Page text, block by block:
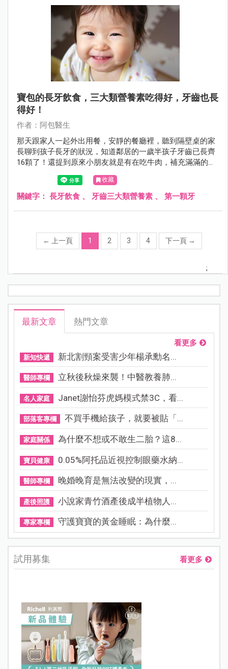
寶包的長牙飲食，三大類營養素吃得好，牙齒也長
得好！
作者：阿包醫生
那天跟家人一起外出用餐，安靜的餐廳裡，聽到隔壁桌的家
長聊到孩子長牙的狀況，知道鄰居的一歲半孩子牙齒已長齊
16顆了！還提到原來小朋友就是有在吃牛肉，補充滿滿的鈣
質，牙才長得好！怎麼…聽起來覺得怪怪的呀！阿包醫生來
幫大家補充寶包的長牙飲食資訊。
收藏
關鍵字： 長牙飲食 、 牙齒三大類營養素 、 第一顆牙
← 上一頁 1 2 3 4 下一頁 →
;
最新文章 熱門文章
看更多
新知快遞 新北割頸案受害少年楊承勳名...
醫師專欄 立秋後秋燥來襲！中醫教養肺...
名人家庭 Janet謝怡芬虎媽模式禁3C，看...
部落客專欄 不買手機給孩子，就要被貼「...
家庭關係 為什麼不想或不敢生二胎？這8...
寶貝健康 0.05%阿托品近視控制眼藥水納...
醫師專欄 晚婚晚育是無法改變的現實，...
產後照護 小說家青竹酒產後成半植物人...
專家專欄 守護寶寶的黃金睡眠：為什麼...
試用募集 看更多